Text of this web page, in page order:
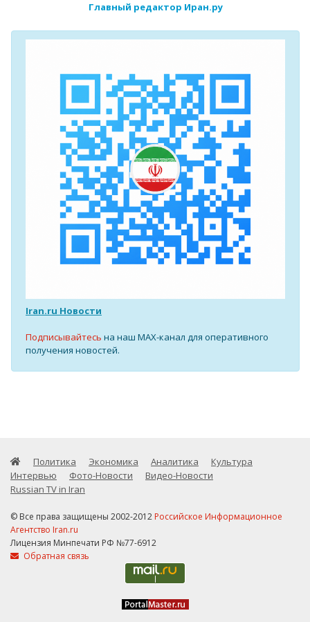
Главный редактор Иран.ру
Iran.ru Новости
Подписывайтесь на наш MAX-канал для оперативного
получения новостей.
Политика Экономика Аналитика
Культура
Интервью
Фото-Новости
Видео-Новости
Russian TV in Iran
© Все права защищены 2002-2012 Российское Информационное
Агентство Iran.ru
Лицензия Минпечати РФ №77-6912
Обратная связь